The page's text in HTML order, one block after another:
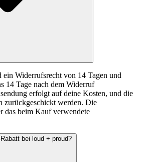
Widerrufsrecht von 14 Tagen und
14 Tage nach dem Widerruf
erfolgt auf deine Kosten, und die
zurückgeschickt werden. Die
das beim Kauf verwendete
bei loud + proud?